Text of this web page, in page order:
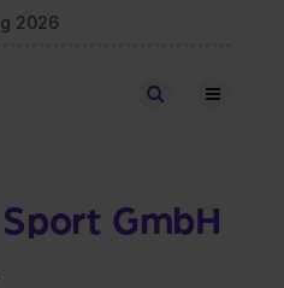
2026
Stellen finden
GmbH